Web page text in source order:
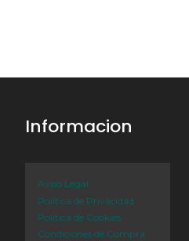
Informacion
Aviso Legal
Política de Privacidad
Política de Cookies
Condiciones de Compra